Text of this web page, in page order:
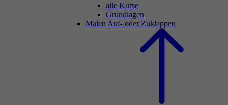
alle Kurse
Grundlagen
Malen Auf- oder Zuklappen